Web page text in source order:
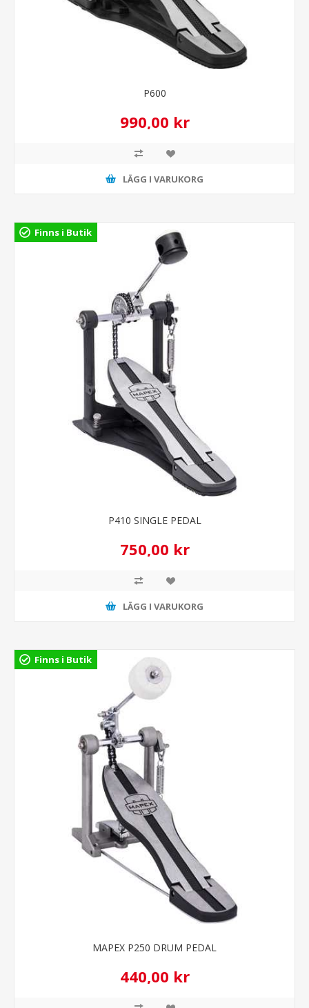
P600
990,00 kr
LÄGG I VARUKORG
Finns i Butik
P410 SINGLE PEDAL
750,00 kr
LÄGG I VARUKORG
Finns i Butik
MAPEX P250 DRUM PEDAL
440,00 kr